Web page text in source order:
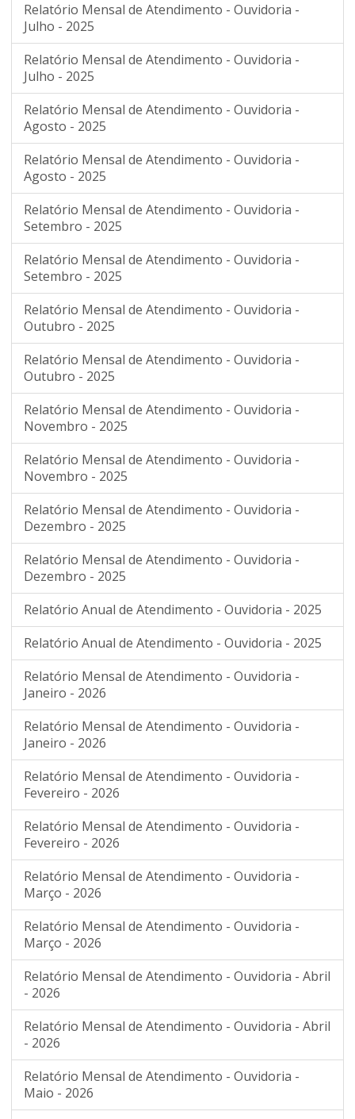
Relatório Mensal de Atendimento - Ouvidoria -
Julho - 2025
Relatório Mensal de Atendimento - Ouvidoria -
Julho - 2025
Relatório Mensal de Atendimento - Ouvidoria -
Agosto - 2025
Relatório Mensal de Atendimento - Ouvidoria -
Agosto - 2025
Relatório Mensal de Atendimento - Ouvidoria -
Setembro - 2025
Relatório Mensal de Atendimento - Ouvidoria -
Setembro - 2025
Relatório Mensal de Atendimento - Ouvidoria -
Outubro - 2025
Relatório Mensal de Atendimento - Ouvidoria -
Outubro - 2025
Relatório Mensal de Atendimento - Ouvidoria -
Novembro - 2025
Relatório Mensal de Atendimento - Ouvidoria -
Novembro - 2025
Relatório Mensal de Atendimento - Ouvidoria -
Dezembro - 2025
Relatório Mensal de Atendimento - Ouvidoria -
Dezembro - 2025
Relatório Anual de Atendimento - Ouvidoria - 2025
Relatório Anual de Atendimento - Ouvidoria - 2025
Relatório Mensal de Atendimento - Ouvidoria -
Janeiro - 2026
Relatório Mensal de Atendimento - Ouvidoria -
Janeiro - 2026
Relatório Mensal de Atendimento - Ouvidoria -
Fevereiro - 2026
Relatório Mensal de Atendimento - Ouvidoria -
Fevereiro - 2026
Relatório Mensal de Atendimento - Ouvidoria -
Março - 2026
Relatório Mensal de Atendimento - Ouvidoria -
Março - 2026
Relatório Mensal de Atendimento - Ouvidoria - Abril
- 2026
Relatório Mensal de Atendimento - Ouvidoria - Abril
- 2026
Relatório Mensal de Atendimento - Ouvidoria -
Maio - 2026